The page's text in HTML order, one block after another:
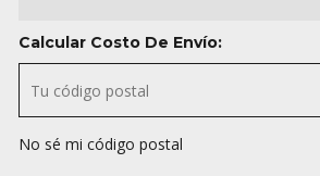
Calcular Costo De Envío:
No sé mi código postal